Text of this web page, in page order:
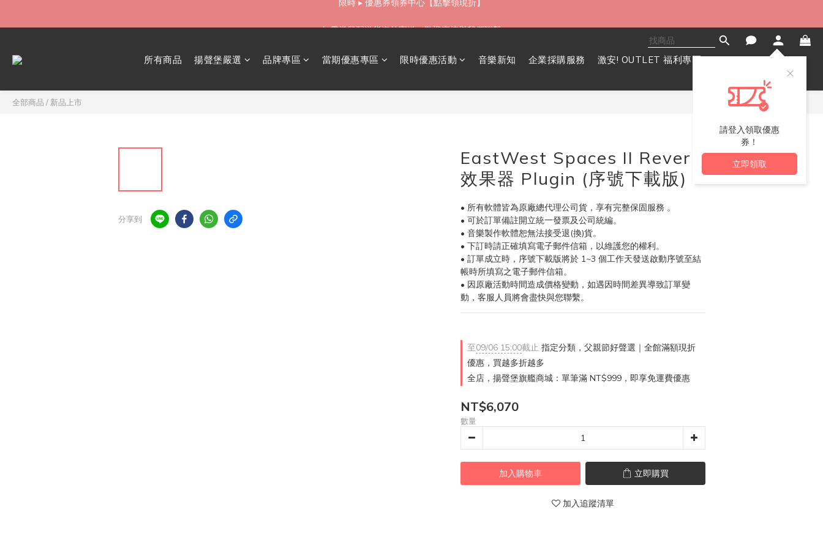
限時 ▸ 優惠券領券中心【點擊領現折】
請登入領取優惠
券！
立即領取
所有商品 揚聲堡嚴選 品牌專區 當期優惠專區 限時優惠活動 音樂新知 企業採購服務 激安! OUTLET 福利專區
全部商品 / 新品上市
分享到
EastWest Spaces II Reverb
效果器 Plugin (序號下載版)
• 所有軟體皆為原廠總代理公司貨，享有完整保固服務 。
• 可於訂單備註開立統一發票及公司統編。
• 音樂製作軟體恕無法接受退(換)貨。
• 下訂時請正確填寫電子郵件信箱，以維護您的權利。
• 訂單成立時，序號下載版將於 1~3 個工作天發送啟動序號至結
帳時所填寫之電子郵件信箱。
• 因原廠活動時間造成價格變動，如遇因時間差異導致訂單變
動，客服人員將會盡快與您聯繫。
至09/06 15:00截止 指定分類，父親節好聲選｜全館滿額現折
優惠，買越多折越多
全店，揚聲堡旗艦商城：單筆滿 NT$999，即享免運費優惠
NT$6,070
數量
加入購物車 立即購買
加入追蹤清單